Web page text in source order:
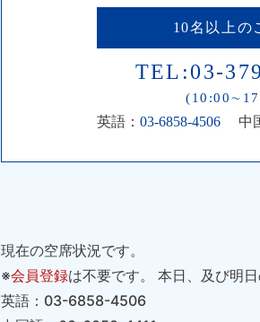
10名以上の
TEL:03-
英語： 03-6858-4506 中
現在の空席状況です。
※会員登録は不要です。 本日、及び明
英語：03-6858-4506